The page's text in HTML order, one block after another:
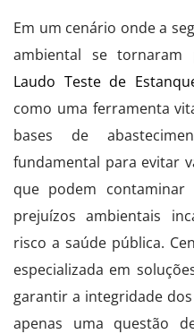
Em um cenário onde a
ambiental se tornaram
Laudo Teste de
como uma ferramenta
bases de
fundamental para evitar
que podem
prejuízos ambientais
risco a saúde pública.
especializada em
garantir a integridade
apenas uma questão